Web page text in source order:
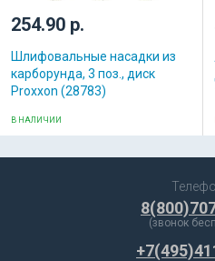
254.90 р.
Шлифовальные насадки из
карборунда, 3 поз., диск
Proxxon (28783)
В НАЛИЧИИ
(звонок